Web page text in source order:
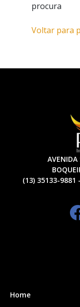
procura
Voltar para
AVENIDA
(13) 35133-9881
Home